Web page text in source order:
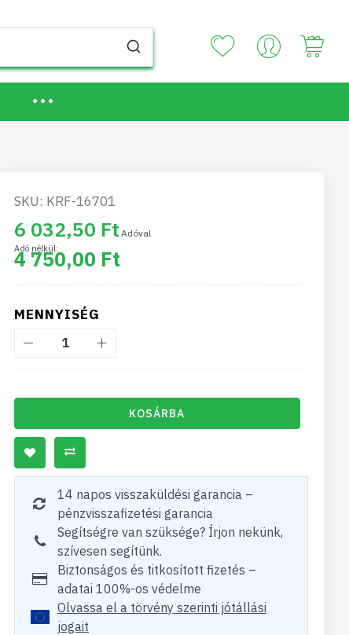
SKU: KRF-16701
6 032,50 Ft
4 750,00 Ft
MENNYISÉG
KOSÁRBA
14 napos visszaküldési garancia –
pénzvisszafizetési garancia
Segítségre van szüksége? Írjon nekünk,
szívesen segítünk.
Biztonságos és titkosított fizetés –
adatai 100%-os védelme
Olvassa el a törvény szerinti jótállási
jogait